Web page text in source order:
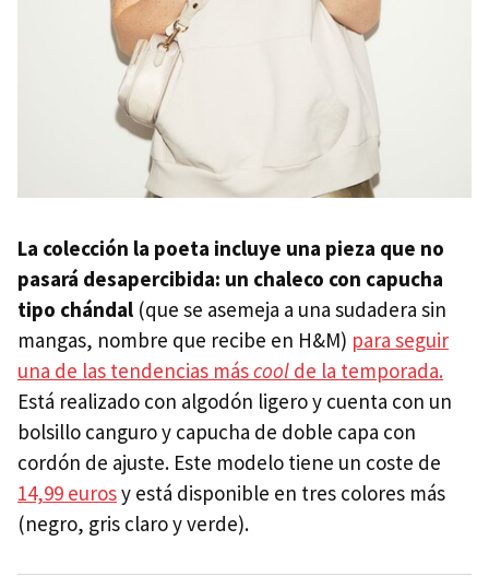
La colección la poeta incluye una pieza que no
pasará desapercibida: un chaleco con capucha
tipo chándal (que se asemeja a una sudadera sin
mangas, nombre que recibe en H&M) para seguir
una de las tendencias máscool de la temporada.
Está realizado con algodón ligero y cuenta con un
bolsillo canguro y capucha de doble capa con
cordón de ajuste. Este modelo tiene un coste de
14,99 eurosy está disponible en tres colores más
(negro, gris claro y verde).